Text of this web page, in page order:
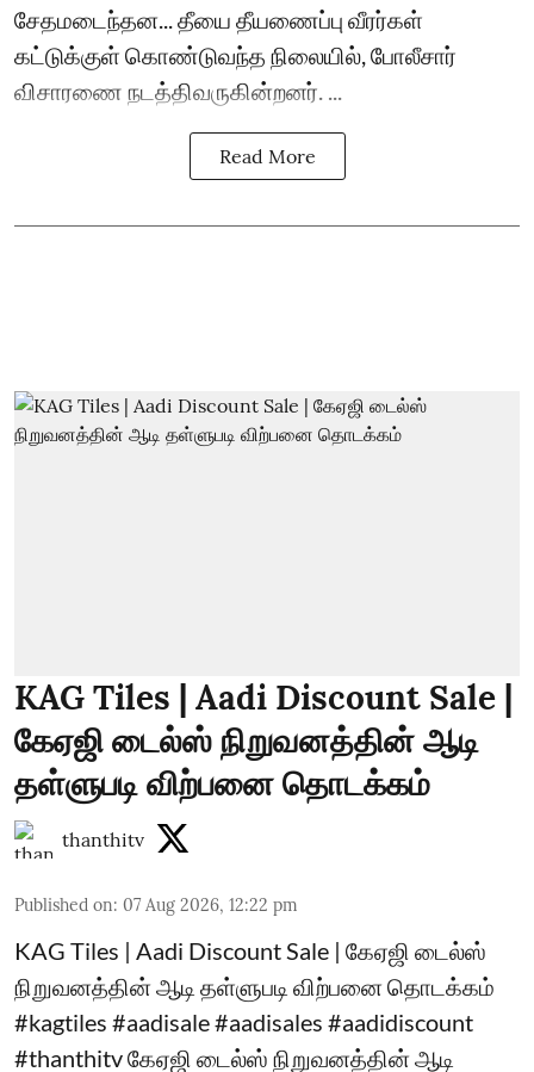
சேதமடைந்தன... தீயை தீயணைப்பு வீரர்கள்
கட்டுக்குள் கொண்டுவந்த நிலையில், போலீசார்
விசாரணை நடத்திவருகின்றனர். ...
Read More
KAG Tiles | Aadi Discount Sale |
கேஏஜி டைல்ஸ் நிறுவனத்தின் ஆடி
தள்ளுபடி விற்பனை தொடக்கம்
thanthitv
Published on: 07 Aug 2026, 12:22 pm
KAG Tiles | Aadi Discount Sale | கேஏஜி டைல்ஸ்
நிறுவனத்தின் ஆடி தள்ளுபடி விற்பனை தொடக்கம்
#kagtiles #aadisale #aadisales #aadidiscount
#thanthitv கேஏஜி டைல்ஸ் நிறுவனத்தின் ஆடி